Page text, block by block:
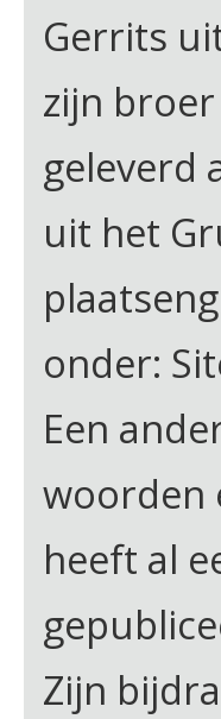
Gerrits
zijn
geleverd
uit het
onder:
Een
woorden
heeft al
Zijn